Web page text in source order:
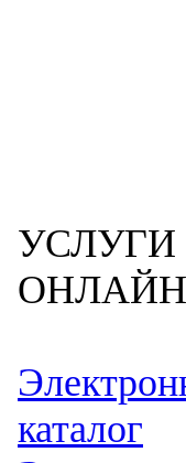
УСЛУГИ
ОНЛАЙН
каталог